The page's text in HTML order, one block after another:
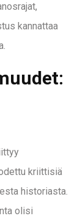
kannattaa
kriittisiä
historiasta.
olisi